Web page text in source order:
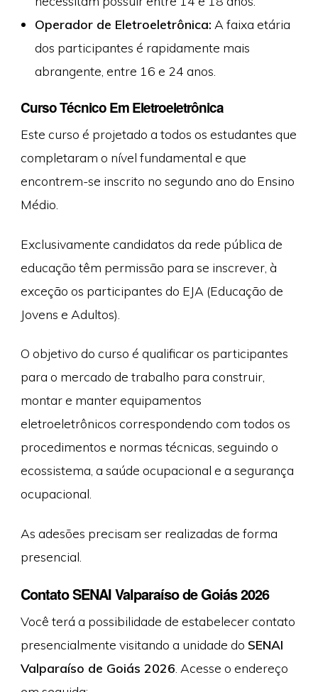
Operador de Eletroeletrônica: A faixa etária
dos participantes é rapidamente mais
abrangente, entre 16 e 24 anos.
Curso Técnico Em Eletroeletrônica
Este curso é projetado a todos os estudantes que
completaram o nível fundamental e que
encontrem-se inscrito no segundo ano do Ensino
Médio.
Exclusivamente candidatos da rede pública de
educação têm permissão para se inscrever, à
exceção os participantes do EJA (Educação de
Jovens e Adultos).
O objetivo do curso é qualificar os participantes
para o mercado de trabalho para construir,
montar e manter equipamentos
eletroeletrônicos correspondendo com todos os
procedimentos e normas técnicas, seguindo o
ecossistema, a saúde ocupacional e a segurança
ocupacional.
As adesões precisam ser realizadas de forma
presencial.
Contato SENAI Valparaíso de Goiás 2026
Você terá a possibilidade de estabelecer contato
presencialmente visitando a unidade do SENAI
Valparaíso de Goiás 2026 . Acesse o endereço